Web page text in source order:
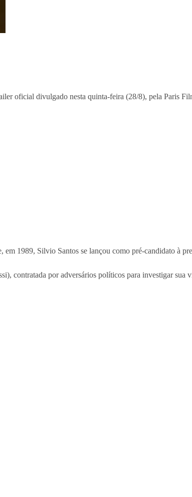
oficial divulgado nesta quinta-feira (28/8), pela Paris
em 1989, Silvio Santos se lançou como pré-candidato à
contratada por adversários políticos para investigar sua